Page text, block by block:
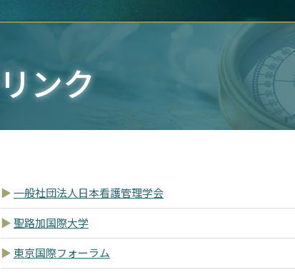
リンク
一般社団法人日本看護管理学会
聖路加国際大学
東京国際フォーラム